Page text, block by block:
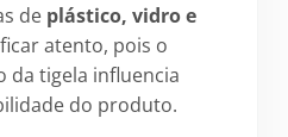
de plástico, vidro e
atento, pois o
da tigela influencia
do produto.